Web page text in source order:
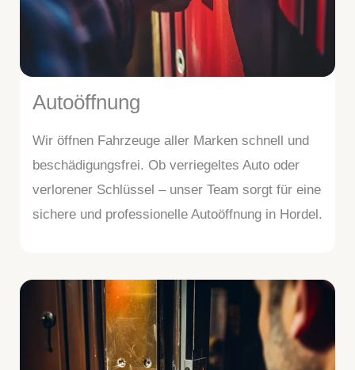
Autoöffnung
Wir öffnen Fahrzeuge aller Marken schnell und
beschädigungsfrei. Ob verriegeltes Auto oder
verlorener Schlüssel – unser Team sorgt für eine
sichere und professionelle Autoöffnung in Hordel.